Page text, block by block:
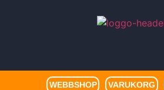
WEBBSHOP VARUKORG